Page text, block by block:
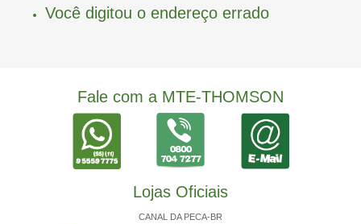
Você digitou o endereço errado
Fale com a MTE-THOMSON
Lojas Oficiais
CANAL DA PECA-BR